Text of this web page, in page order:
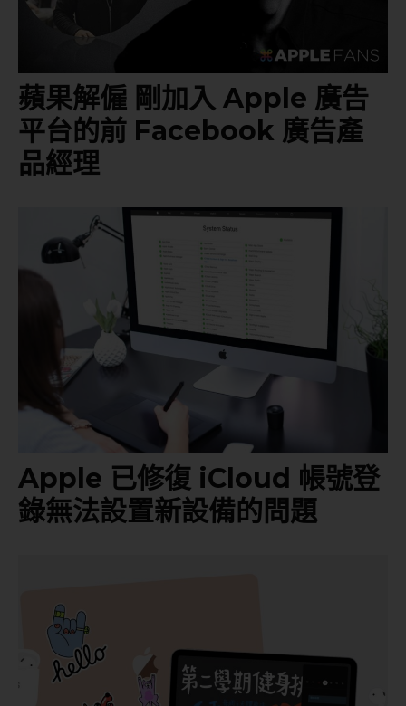
蘋果解僱 剛加入 Apple 廣告
平台的前 Facebook 廣告產
品經理
Apple 已修復 iCloud 帳號登
錄無法設置新設備的問題